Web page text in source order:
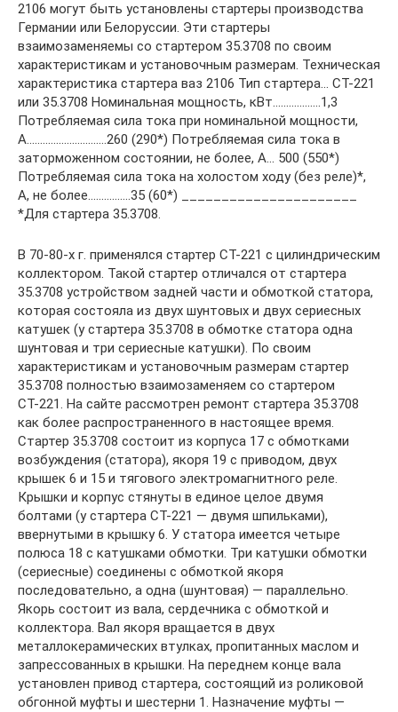
2106 могут быть установлены стартеры производства
Германии или Белоруссии. Эти стартеры
взаимозаменяемы со стартером 35.3708 по своим
характеристикам и установочным размерам. Техническая
характеристика стартера ваз 2106 Тип стартера… СТ-221
или 35.3708 Номинальная мощность, кВт………………1,3
Потребляемая сила тока при номинальной мощности,
А…………………………260 (290*) Потребляемая сила тока в
заторможенном состоянии, не более, А… 500 (550*)
Потребляемая сила тока на холостом ходу (без реле)*,
А, не более…………….35 (60*) ______________________
*Для стартера 35.3708.
В 70-80-х г. применялся стартер СТ-221 с цилиндрическим
коллектором. Такой стартер отличался от стартера
35.3708 устройством задней части и обмоткой статора,
которая состояла из двух шунтовых и двух сериесных
катушек (у стартера 35.3708 в обмотке статора одна
шунтовая и три сериесные катушки). По своим
характеристикам и установочным размерам стартер
35.3708 полностью взаимозаменяем со стартером
СТ-221. На сайте рассмотрен ремонт стартера 35.3708
как более распространенного в настоящее время.
Стартер 35.3708 состоит из корпуса 17 с обмотками
возбуждения (статора), якоря 19 с приводом, двух
крышек 6 и 15 и тягового электромагнитного реле.
Крышки и корпус стянуты в единое целое двумя
болтами (у стартера СТ-221 — двумя шпильками),
ввернутыми в крышку 6. У статора имеется четыре
полюса 18 с катушками обмотки. Три катушки обмотки
(сериесные) соединены с обмоткой якоря
последовательно, а одна (шунтовая) — параллельно.
Якорь состоит из вала, сердечника с обмоткой и
коллектора. Вал якоря вращается в двух
металлокерамических втулках, пропитанных маслом и
запрессованных в крышки. На переднем конце вала
установлен привод стартера, состоящий из роликовой
обгонной муфты и шестерни 1. Назначение муфты —